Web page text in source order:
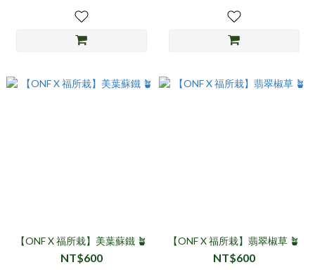
【ONF X 福所栽】美葉蘇鐵 🪴
NT$600
【ONF X 福所栽】翡翠椒草 🪴
NT$600